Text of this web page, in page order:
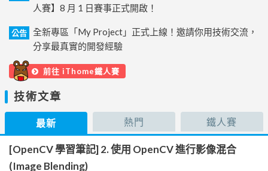
人賽】8 月 1 日賽事正式開啟！
公告
全新專區「My Project」正式上線！邀請你用技術交流，
分享最真實的開發經驗
前往 iThome鐵人賽
技術文章
最新 熱門 鐵人賽
[OpenCV 學習筆記] 2. 使用 OpenCV 進行影像混合
(Image Blending)